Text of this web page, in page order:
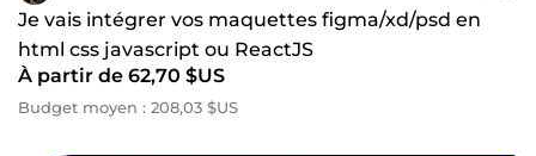
Je vais intégrer vos maquettes figma/xd/psd en
html css javascript ou ReactJS
À partir de 62,70 $US
Budget moyen : 208,03 $US